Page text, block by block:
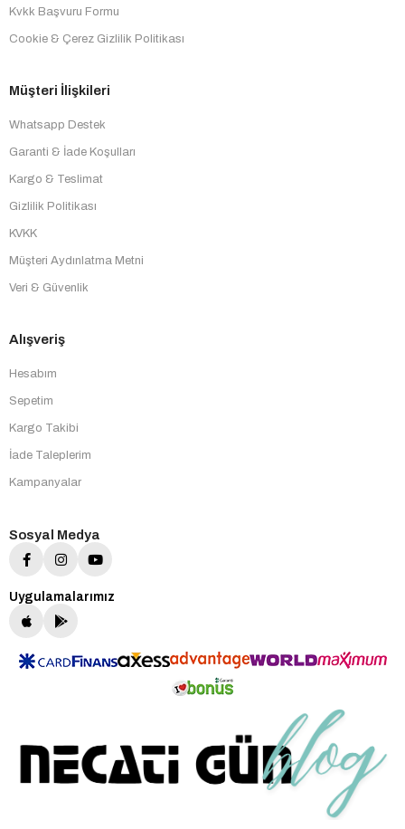
Kvkk Başvuru Formu
Cookie & Çerez Gizlilik Politikası
Müşteri İlişkileri
Whatsapp Destek
Garanti & İade Koşulları
Kargo & Teslimat
Gizlilik Politikası
KVKK
Müşteri Aydınlatma Metni
Veri & Güvenlik
Alışveriş
Hesabım
Sepetim
Kargo Takibi
İade Taleplerim
Kampanyalar
Sosyal Medya
Uygulamalarımız